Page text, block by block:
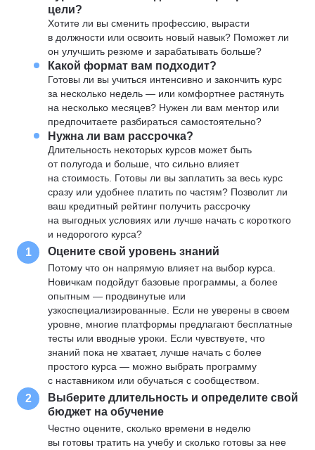
цели?
Хотите ли вы сменить профессию, вырасти
в должности или освоить новый навык? Поможет ли
он улучшить резюме и зарабатывать больше?
Какой формат вам подходит?
Готовы ли вы учиться интенсивно и закончить курс
за несколько недель — или комфортнее растянуть
на несколько месяцев? Нужен ли вам ментор или
предпочитаете разбираться самостоятельно?
Нужна ли вам рассрочка?
Длительность некоторых курсов может быть
от полугода и больше, что сильно влияет
на стоимость. Готовы ли вы заплатить за весь курс
сразу или удобнее платить по частям? Позволит ли
ваш кредитный рейтинг получить рассрочку
на выгодных условиях или лучше начать с короткого
и недорогого курса?
1 Оцените свой уровень знаний
Потому что он напрямую влияет на выбор курса.
Новичкам подойдут базовые программы, а более
опытным — продвинутые или
узкоспециализированные. Если не уверены в своем
уровне, многие платформы предлагают бесплатные
тесты или вводные уроки. Если чувствуете, что
знаний пока не хватает, лучше начать с более
простого курса — можно выбрать программу
с наставником или обучаться с сообществом.
2
Выберите длительность и определите свой
бюджет на обучение
Честно оцените, сколько времени в неделю
вы готовы тратить на учебу и сколько готовы за нее